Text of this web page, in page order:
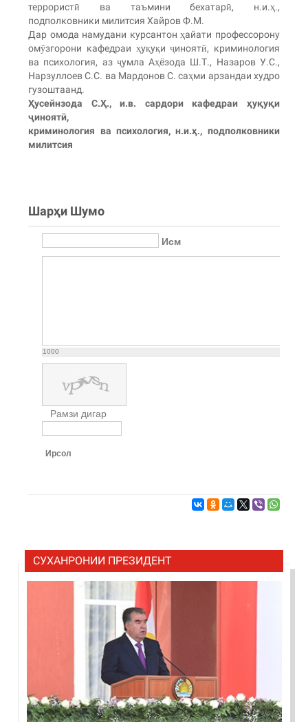
террористӣ ва таъмини бехатарӣ, н.и.ҳ.,
подполковники милитсия Хайров Ф.М.
Дар омода намудани курсантон ҳайати профессорону
омӯзгорони кафедраи ҳуқуқи ҷиноятӣ, криминология
ва психология, аз ҷумла Аҳёзода Ш.Т., Назаров У.С.,
Нарзуллоев С.С. ва Мардонов С. саҳми арзандаи худро
гузоштаанд.
Ҳусейнзода С.Ҳ., и.в. сардори кафедраи ҳуқуқи
ҷиноятӣ,
криминология ва психология, н.и.ҳ., подполковники
милитсия
Шарҳи Шумо
Исм
1000
Рамзи дигар
Ирсол
СУХАНРОНИИ ПРЕЗИДЕНТ